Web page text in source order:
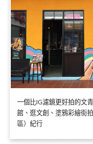
一個比IG濾鏡更好拍的文
館、逛文創、塗鴉彩繪街
區）紀行